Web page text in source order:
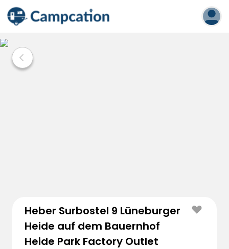
Heber Surbostel 9 Lüneburger
Heide auf dem Bauernhof
Heide Park Factory Outlet